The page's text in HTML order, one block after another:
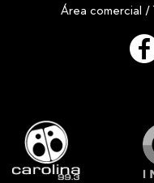
Área comercial /